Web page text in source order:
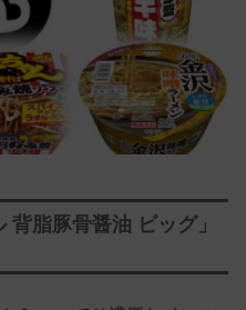
背脂豚骨醤油 ビッグ」